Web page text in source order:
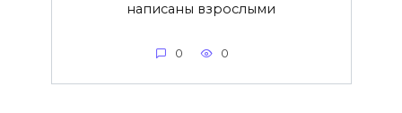
написаны взрослыми
0 0